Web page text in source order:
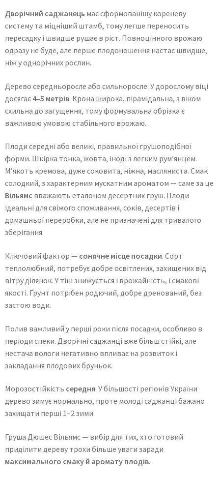
Дворічний саджанець має сформованішу кореневу
систему та міцніший штамб, тому легше переносить
пересадку і швидше рушає в ріст. Повноцінного врожаю
одразу не буде, але перше плодоношення настає швидше,
ніж у однорічних рослин.
Дерево середньоросле або сильноросле. У дорослому віці
досягає 4–5 метрів. Крона широка, пірамідальна, з віком
схильна до загущення, тому формувальна обрізка є
важливою умовою стабільного врожаю.
Плоди середні або великі, правильної грушоподібної
форми. Шкірка тонка, жовта, іноді з легким рум’янцем.
М’якоть кремова, дуже соковита, ніжна, масляниста. Смак
солодкий, з характерним мускатним ароматом — саме за це
Вільямс вважають еталоном десертних груш. Плоди
ідеальні для свіжого споживання, соків, десертів і
домашньої переробки, але не призначені для тривалого
зберігання.
Ключовий фактор — сонячне місце посадки. Сорт
теплолюбний, потребує добре освітлених, захищених від
вітру ділянок. У тіні знижується і врожайність, і смакові
якості. Ґрунт потрібен родючий, добре дренований, без
застою води.
Полив важливий у перші роки після посадки, особливо в
періоди спеки. Дворічні саджанці вже більш стійкі, але
нестача вологи негативно впливає на розвиток і
закладання плодових бруньок.
Морозостійкість середня. У більшості регіонів України
дерево зимує нормально, проте молоді саджанці бажано
захищати перші 1–2 зими.
Груша Дюшес Вільямс — вибір для тих, хто готовий
приділити дереву трохи більше уваги заради
максимального смаку й аромату плодів.